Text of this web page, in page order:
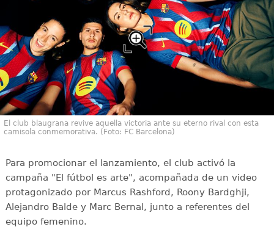
El club blaugrana revive aquella victoria ante su eterno rival con esta
camisola conmemorativa. (Foto: FC Barcelona)
Para promocionar el lanzamiento, el club activó la
campaña "El fútbol es arte", acompañada de un video
protagonizado por Marcus Rashford, Roony Bardghji,
Alejandro Balde y Marc Bernal, junto a referentes del
equipo femenino.